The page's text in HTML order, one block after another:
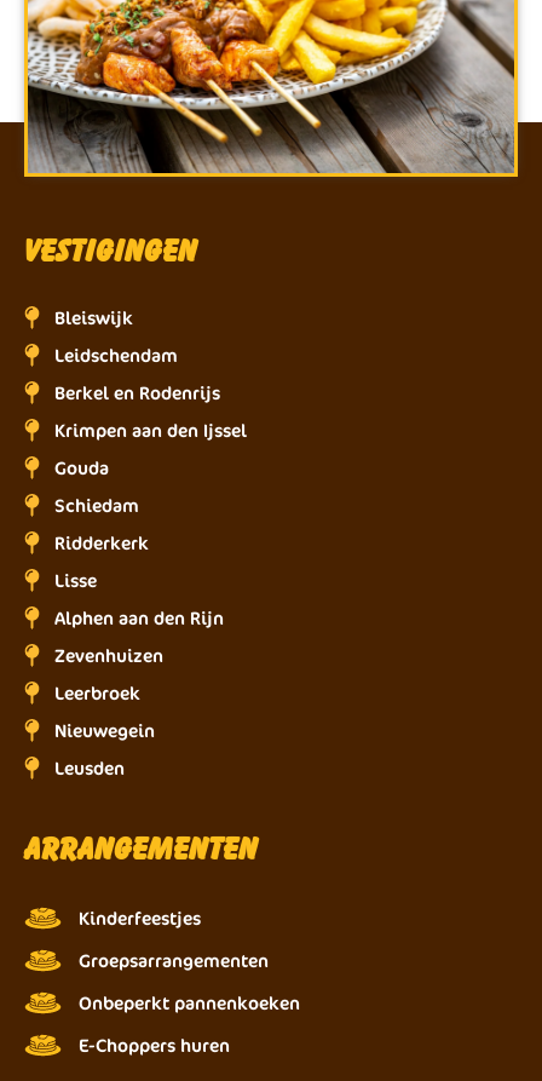
Vestigingen
Bleiswijk
Leidschendam
Berkel en Rodenrijs
Krimpen aan den Ijssel
Gouda
Schiedam
Ridderkerk
Lisse
Alphen aan den Rijn
Zevenhuizen
Leerbroek
Nieuwegein
Leusden
Arrangementen
Kinderfeestjes
Groepsarrangementen
Onbeperkt pannenkoeken
E-Choppers huren